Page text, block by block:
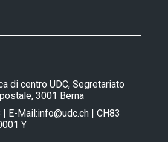
di centro UDC, Segretariato
3001 Berna
| E-Mail:info@udc.ch | CH83
Y